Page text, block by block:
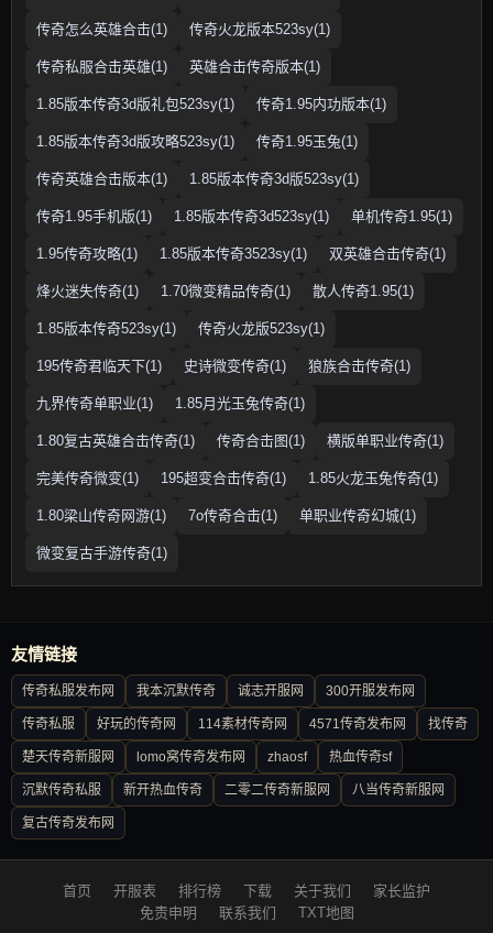
传奇怎么英雄合击(1) 传奇火龙版本523sy(1)
传奇私服合击英雄(1) 英雄合击传奇版本(1)
1.85版本传奇3d版礼包523sy(1) 传奇1.95内功版本(1)
1.85版本传奇3d版攻略523sy(1) 传奇1.95玉兔(1)
传奇英雄合击版本(1) 1.85版本传奇3d版523sy(1)
传奇1.95手机版(1) 1.85版本传奇3d523sy(1) 单机传奇1.95(1)
1.95传奇攻略(1) 1.85版本传奇3523sy(1) 双英雄合击传奇(1)
烽火迷失传奇(1) 1.70微变精品传奇(1) 散人传奇1.95(1)
1.85版本传奇523sy(1) 传奇火龙版523sy(1)
195传奇君临天下(1) 史诗微变传奇(1) 狼族合击传奇(1)
九界传奇单职业(1) 1.85月光玉兔传奇(1)
1.80复古英雄合击传奇(1) 传奇合击图(1) 横版单职业传奇(1)
完美传奇微变(1) 195超变合击传奇(1) 1.85火龙玉兔传奇(1)
1.80梁山传奇网游(1) 7o传奇合击(1) 单职业传奇幻城(1)
微变复古手游传奇(1)
友情链接
传奇私服发布网 我本沉默传奇 诚志开服网 300开服发布网
传奇私服 好玩的传奇网 114素材传奇网 4571传奇发布网 找传奇
楚天传奇新服网 lomo窝传奇发布网 zhaosf 热血传奇sf
沉默传奇私服 新开热血传奇 二零二传奇新服网 八当传奇新服网
复古传奇发布网
首页 开服表 排行榜 下载 关于我们
家长监护
免责申明
联系我们 TXT地图